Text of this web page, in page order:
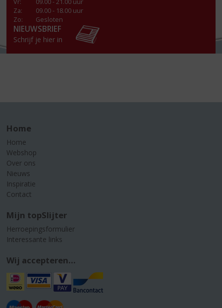
Za:
09.00 - 18.00 uur
Zo:
Gesloten
NIEUWSBRIEF
Schrijf je hier in
Home
Home
Webshop
Over ons
Nieuws
Inspiratie
Contact
Mijn topSlijter
Herroepingsformulier
Interessante links
Wij accepteren...